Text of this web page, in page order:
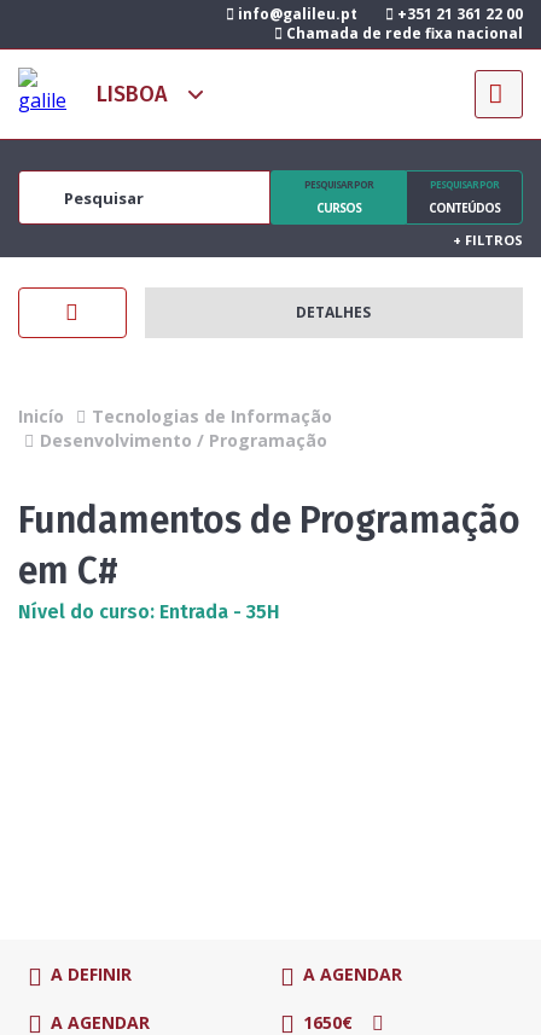
info@galileu.pt
+351 21 361 22 00
Chamada de rede fixa nacional
PESQUISAR POR
CURSOS
PESQUISAR POR
CONTEÚDOS
+ FILTROS
DETALHES
Inicío
Tecnologias de Informação
Desenvolvimento / Programação
Fundamentos de Programação
em C#
Nível do curso: Entrada - 35H
A DEFINIR A AGENDAR
A AGENDAR 1650€